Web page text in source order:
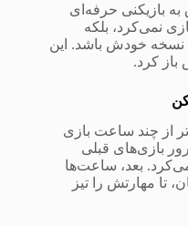
به بازیکنی حرفه‌ای
نمی‌کرد، بلکه
نسخه خودش باشد. این
باز کرد.
از چند ساعت بازی
بازی‌های قبلی
بعد، ساعت‌ها
تا مهارتش را تیز